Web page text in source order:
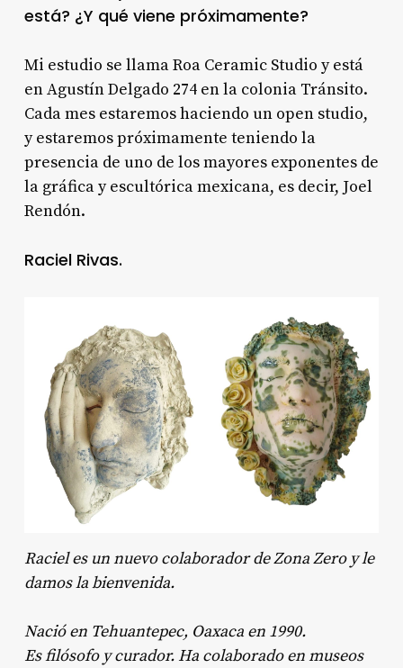
está? ¿Y qué viene próximamente?
Mi estudio se llama Roa Ceramic Studio y está
en Agustín Delgado 274 en la colonia Tránsito.
Cada mes estaremos haciendo un open studio,
y estaremos próximamente teniendo la
presencia de uno de los mayores exponentes de
la gráfica y escultórica mexicana, es decir, Joel
Rendón.
Raciel Rivas.
Raciel es un nuevo colaborador de Zona Zero y le
damos la bienvenida.
Nació en Tehuantepec, Oaxaca en 1990.
Es filósofo y curador. Ha colaborado en museos